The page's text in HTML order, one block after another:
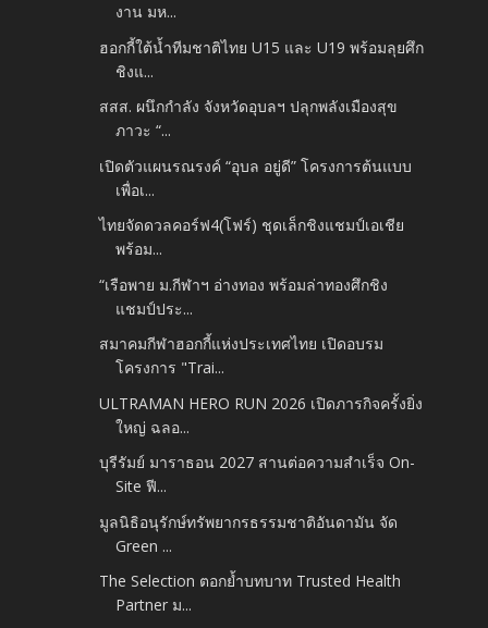
งาน มห...
ฮอกกี้ใต้น้ำทีมชาติไทย U15 และ U19 พร้อมลุยศึก
ชิงแ...
สสส. ผนึกกำลัง จังหวัดอุบลฯ ปลุกพลังเมืองสุข
ภาวะ “...
เปิดตัวแผนรณรงค์ “อุบล อยู่ดี” โครงการต้นแบบ
เพื่อเ...
ไทยจัดดวลคอร์ฟ4(โฟร์)​ ชุดเล็กชิงแชมป์เอเชีย
พร้อม...
“เรือพาย ม.กีฬาฯ อ่างทอง พร้อมล่าทองศึกชิง
แชมป์ประ...
สมาคมกีฬาฮอกกี้แห่งประเทศไทย เปิดอบรม
โครงการ "Trai...
ULTRAMAN HERO RUN 2026 เปิดภารกิจครั้งยิ่ง
ใหญ่ ฉลอ...
บุรีรัมย์ มาราธอน 2027 สานต่อความสำเร็จ On-
Site ฟี...
มูลนิธิอนุรักษ์ทรัพยากรธรรมชาติอันดามัน จัด
Green ...
The Selection ตอกย้ำบทบาท Trusted Health
Partner ม...